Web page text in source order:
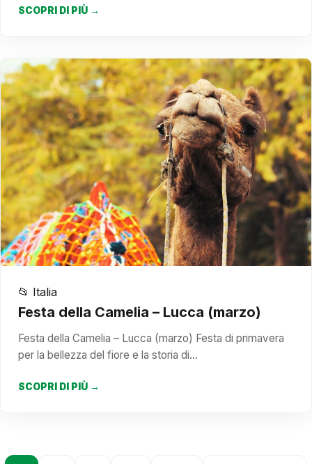
SCOPRI DI PIÙ →
📂 Italia
Festa della Camelia – Lucca (marzo)
Festa della Camelia – Lucca (marzo) Festa di primavera
per la bellezza del fiore e la storia di…
SCOPRI DI PIÙ →